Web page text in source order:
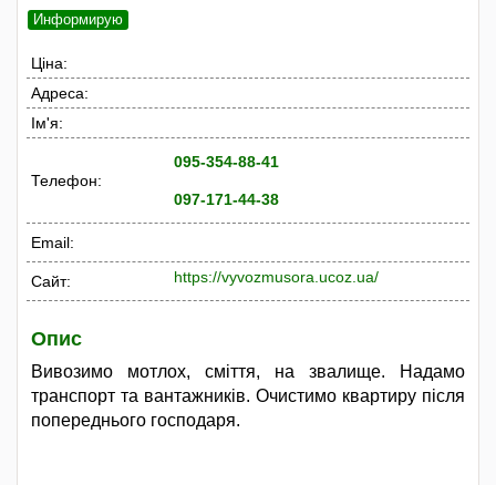
Информирую
Ціна:
Адреса:
Ім'я:
Телефон:
095-354-88-41
097-171-44-38
Email:
Сайт: https://vyvozmusora.ucoz.ua/
Опис
Вивозимо мотлох, сміття, на звалище. Надамо
транспорт та вантажників. Очистимо квартиру після
попереднього господаря.